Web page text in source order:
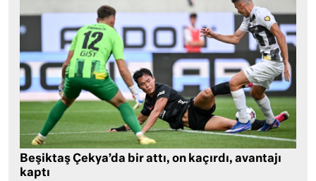
Beşiktaş Çekya’da bir attı, on kaçırdı, avantajı
kaptı